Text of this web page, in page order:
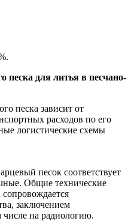
песка для литья в песчано-
песка зависит от
расходов по его
логистические схемы
песок соответствует
Общие технические
заключением
на радиологию.